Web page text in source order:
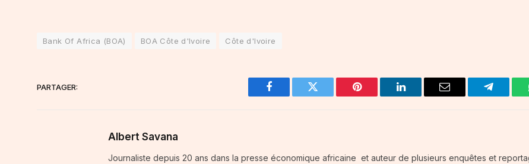
Bank Of Africa (BOA) BOA Côte d'Ivoire Côte d'Ivoire
PARTAGER:
Facebook Twitter Pinterest LinkedIn Email Telegram
Albert Savana
Journaliste depuis 20 ans dans la presse économique africaine et auteur de plusieurs enquêtes et